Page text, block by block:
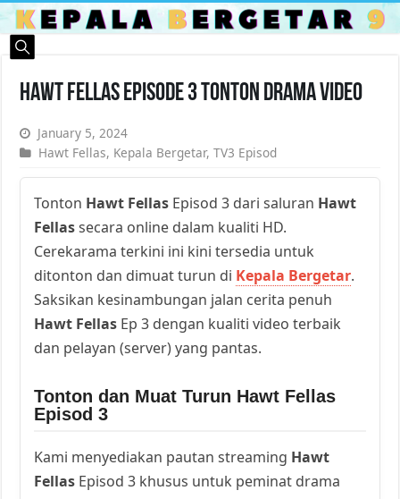
Hawt Fellas Episode 3 Tonton Drama Video
January 5, 2024
Hawt Fellas, Kepala Bergetar,TV3 Episod
Tonton Hawt Fellas Episod 3 dari saluran Hawt
Fellassecara online dalam kualiti HD.
Cerekarama terkini ini kini tersedia untuk
ditonton dan dimuat turun di Kepala Bergetar.
Saksikan kesinambungan jalan cerita penuh
Hawt Fellas Ep 3 dengan kualiti video terbaik
dan pelayan (server) yang pantas.
Tonton dan Muat Turun Hawt Fellas
Episod 3
Kami menyediakan pautan streaming Hawt
Fellas Episod 3 khusus untuk peminat drama